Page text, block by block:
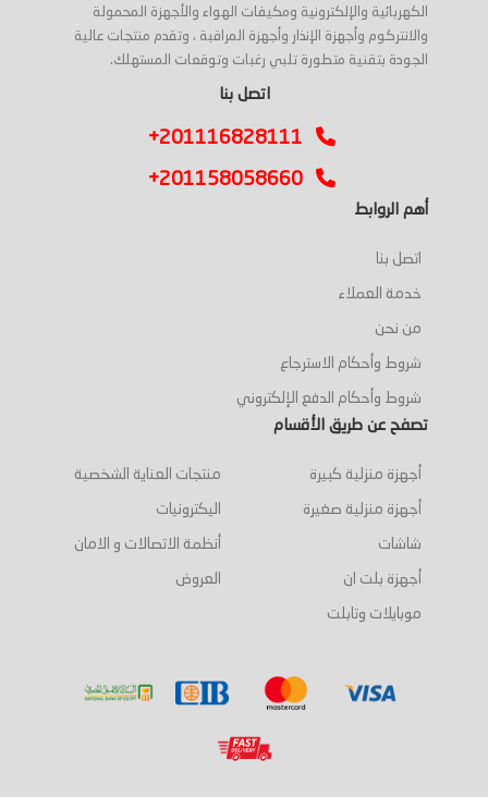
الكهربائية والإلكترونية ومكيفات الهواء والأجهزة المحمولة
والانتركوم وأجهزة الإنذار وأجهزة المراقبة ، وتقدم منتجات عالية
الجودة بتقنية متطورة تلبي رغبات وتوقعات المستهلك.
اتصل بنا
+201116828111
+201158058660
أهم الروابط
اتصل بنا
خدمة العملاء
من نحن
شروط وأحكام الاسترجاع
شروط وأحكام الدفع الإلكتروني
تصفح عن طريق الأقسام
أجهزة منزلية كبيرة
أجهزة منزلية صغيرة
شاشات
أجهزة بلت ان
موبايلات وتابلت
منتجات العناية الشخصية
اليكترونيات
أنظمة الاتصالات و الامان
العروض